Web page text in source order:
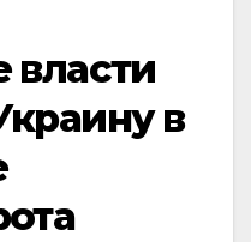
власти
в